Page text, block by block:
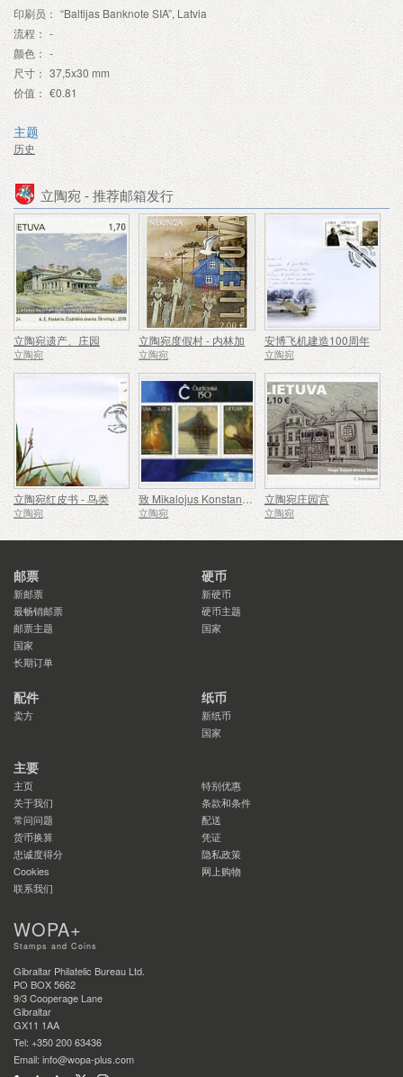
印刷员： “Baltijas Banknote SIA”, Latvia
流程： -
颜色： -
尺寸： 37,5x30 mm
价值： €0.81
主题
历史
立陶宛 - 推荐邮箱发行
立陶宛遗产、庄园
立陶宛
立陶宛度假村 - 内林加
立陶宛
安博飞机建造100周年
立陶宛
立陶宛红皮书 - 鸟类
立陶宛
致 Mikalojus Konstantinas Ciurlionis - 150
立陶宛
立陶宛庄园宫
立陶宛
邮票
新邮票
最畅销邮票
邮票主题
国家
长期订单
硬币
新硬币
硬币主题
国家
配件
卖方
纸币
新纸币
国家
主要
主页
特别优惠
关于我们
条款和条件
常问问题
配送
货币换算
凭证
忠诚度得分
隐私政策
Cookies
网上购物
联系我们
WOPA+
Stamps and Coins
Gibraltar Philatelic Bureau Ltd.
PO BOX 5662
9/3 Cooperage Lane
Gibraltar
GX11 1AA
Tel: +350 200 63436
Email: info@wopa-plus.com